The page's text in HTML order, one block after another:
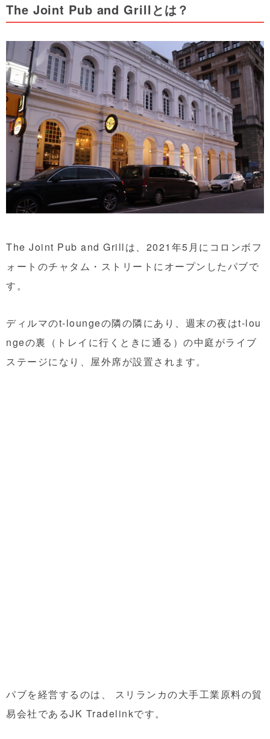
The Joint Pub and Grillとは？
The Joint Pub and Grillは、2021年5月にコロンボフ
ォートのチャタム・ストリートにオープンしたパブで
す。
ディルマのt-loungeの隣の隣にあり、週末の夜はt-lou
ngeの裏（トレイに行くときに通る）の中庭がライブ
ステージになり、屋外席が設置されます。
パブを経営するのは、 スリランカの大手工業原料の貿
易会社であるJK Tradelinkです。